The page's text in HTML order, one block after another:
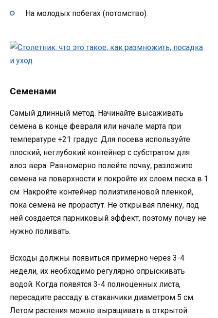
На молодых побегах (потомство).
Семенами
Самый длинный метод. Начинайте высаживать
семена в конце февраля или начале марта при
температуре +21 градус. Для посева используйте
плоский, неглубокий контейнер с субстратом для
алоэ вера. Равномерно полейте почву, разложите
семена на поверхности и покройте их слоем песка в 1
см. Накройте контейнер полиэтиленовой пленкой,
пока семена не прорастут. Не открывая пленку, под
ней создается парниковый эффект, поэтому почву не
нужно поливать.
Всходы должны появиться примерно через 3-4
недели, их необходимо регулярно опрыскивать
водой. Когда появятся 3-4 полноценных листа,
пересадите рассаду в стаканчики диаметром 5 см.
Летом растения можно выращивать в открытой